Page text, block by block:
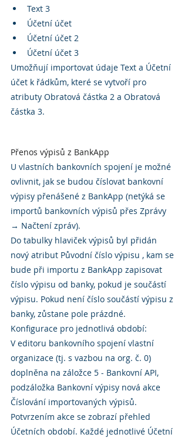
Text 3
Účetní účet
Účetní účet 2
Účetní účet 3
Umožňují importovat údaje Text a Účetní
účet k řádkům, které se vytvoří pro
atributy Obratová částka 2 a Obratová
částka 3.
Přenos výpisů z BankApp
U vlastních bankovních spojení je možné
ovlivnit, jak se budou číslovat bankovní
výpisy přenášené z BankApp (netýká se
importů bankovních výpisů přes Zprávy
→ Načtení zpráv).
Do tabulky hlaviček výpisů byl přidán
nový atribut Původní číslo výpisu , kam se
bude při importu z BankApp zapisovat
číslo výpisu od banky, pokud je součástí
výpisu. Pokud není číslo součástí výpisu z
banky, zůstane pole prázdné.
Konfigurace pro jednotlivá období:
V editoru bankovního spojení vlastní
organizace (tj. s vazbou na org. č. 0)
doplněna na záložce 5 - Bankovní API,
podzáložka Bankovní výpisy nová akce
Číslování importovaných výpisů.
Potvrzením akce se zobrazí přehled
Účetních období. Každé jednotlivé Účetní